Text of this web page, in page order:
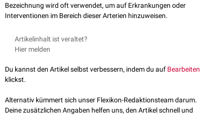
Bezeichnung wird oft verwendet, um auf Erkrankungen oder
Interventionen im Bereich dieser Arterien hinzuweisen.
Artikelinhalt ist veraltet?
Hier melden
Du kannst den Artikel selbst verbessern, indem du auf Bearbeiten
klickst.
Alternativ kümmert sich unser Flexikon-Redaktionsteam darum.
Deine zusätzlichen Angaben helfen uns, den Artikel schnell und